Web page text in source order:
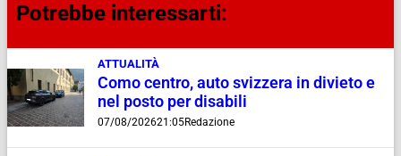
Potrebbe interessarti:
ATTUALITÀ
Como centro, auto svizzera in divieto e
nel posto per disabili
07/08/202621:05Redazione